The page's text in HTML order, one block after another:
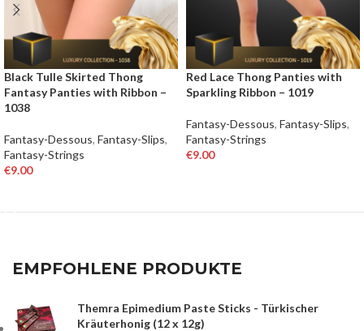
Black Tulle Skirted Thong
Fantasy Panties with Ribbon –
1038
Fantasy-Dessous, Fantasy-Slips,
Fantasy-Strings
€9.00
Red Lace Thong Panties with
Sparkling Ribbon – 1019
Fantasy-Dessous, Fantasy-Slips,
Fantasy-Strings
€9.00
EMPFOHLENE PRODUKTE
Themra Epimedium Paste Sticks - Türkischer
Kräuterhonig (12 x 12g)